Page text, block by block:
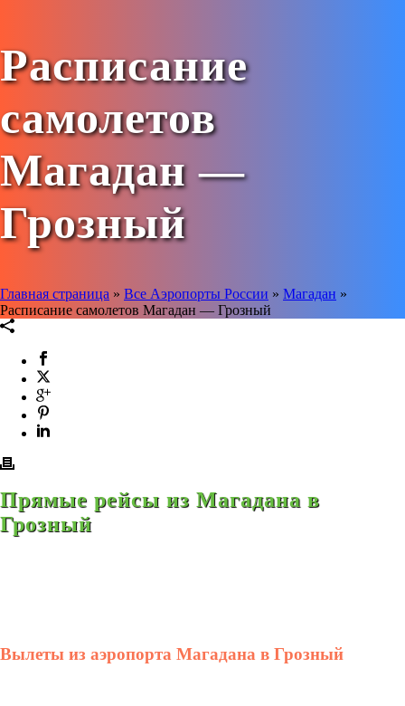
Расписание
самолетов
Магадан —
Грозный
Главная страница » Все Аэропорты России » Магадан »
Расписание самолетов Магадан — Грозный
Прямые рейсы из Магадана в
Грозный
Вылеты из аэропорта Магадана в Грозный